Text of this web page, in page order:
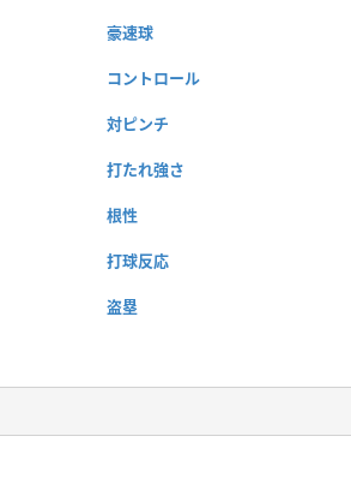
豪速球
コントロール
対ピンチ
打たれ強さ
根性
打球反応
盗塁